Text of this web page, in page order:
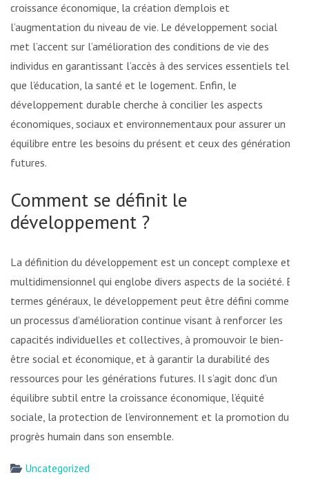
croissance économique, la création d’emplois et
l’augmentation du niveau de vie. Le développement social
met l’accent sur l’amélioration des conditions de vie des
individus en garantissant l’accès à des services essentiels tels
que l’éducation, la santé et le logement. Enfin, le
développement durable cherche à concilier les aspects
économiques, sociaux et environnementaux pour assurer un
équilibre entre les besoins du présent et ceux des générations
futures.
Comment se définit le
développement ?
La définition du développement est un concept complexe et
multidimensionnel qui englobe divers aspects de la société. En
termes généraux, le développement peut être défini comme
un processus d’amélioration continue visant à renforcer les
capacités individuelles et collectives, à promouvoir le bien-
être social et économique, et à garantir la durabilité des
ressources pour les générations futures. Il s’agit donc d’un
équilibre subtil entre la croissance économique, l’équité
sociale, la protection de l’environnement et la promotion du
progrès humain dans son ensemble.
Uncategorized